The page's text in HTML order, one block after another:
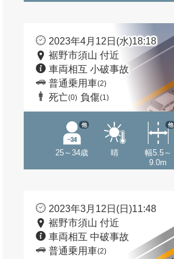
2023年4月12日(水)18:18
裾野市須山 付近
車両相互 小破事故
普通乗用車(2)
死亡(0) 負傷(1)
25～34歳
他
晴
幅5.5～
9.0m
他
2023年3月12日(日)11:48
裾野市須山 付近
車両相互 中破事故
普通乗用車(2)